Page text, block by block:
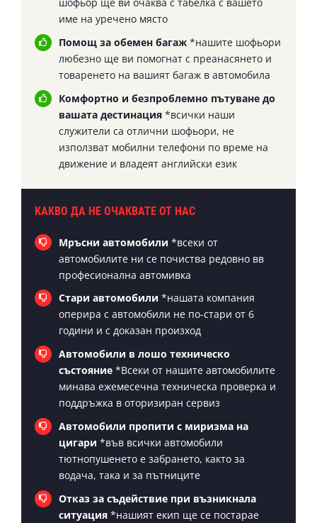
шофьор ще ви очаква с табелка с вашето
име на уречено място
Помощ за обемен багаж*нашите шофьори
любезно ще ви помогнат с преанасянето и
товаренето на вашият багаж в автомобила
Комфортно и безпроблемно пътуване до
вашата дестинация*всички наши
служители са отлични шофьори, не
използват мобилни телефони по време на
движение и владеят английски език
КАКВО ДА НЕ ОЧАКВАТЕ ОТ НАС
Мръсни автомобили *всеки от
автомобилите ни се почиства редовно вв
професионална автомивка
Стари автомобили *нашата компания
оперира с автомобили не по-стари от 6
години и с доказан произход
Автомобили в лошо техническо
състояние *Всеки от нашите автомобилите
минава ежемесечна техническа проверка и
поддръжка в оторизиран сервиз
Автомобили пропити с миризма на
цигари *във всички автомобили
тютнопушенето е забрането, както за
водача, така и за пътниците
Отказ за съдействие при възникнала
ситуация *нашият екип ще се постарае